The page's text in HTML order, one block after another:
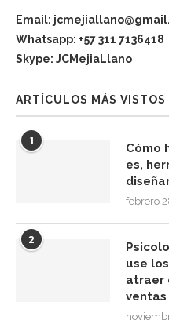
Email:
Whatsapp: +57 311 7136418
Skype: JCMejiaLlano
ARTÍCULOS MÁS VISTOS
1
Cómo
es,
febrero
2
use
atraer
ventas